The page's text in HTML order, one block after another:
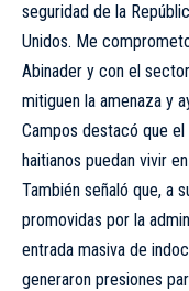
seguridad de la
Unidos. Me
Abinader y con el
mitiguen la amenaza y
Campos destacó que
haitianos puedan vivir
También señaló que, a
promovidas por la
entrada masiva de
generaron presiones